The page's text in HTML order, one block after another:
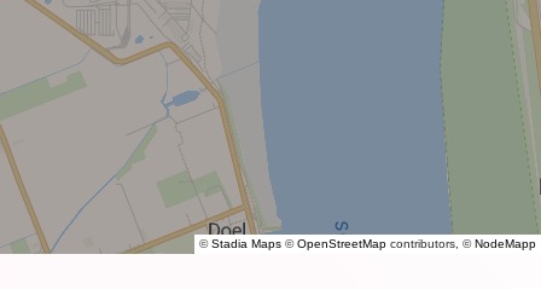
©Stadia Maps ©OpenStreetMap contributors, ©NodeMapp